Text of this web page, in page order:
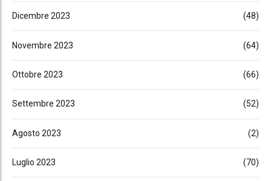
Dicembre 2023 (48)
Novembre 2023 (64)
Ottobre 2023 (66)
Settembre 2023 (52)
Agosto 2023 (2)
Luglio 2023 (70)